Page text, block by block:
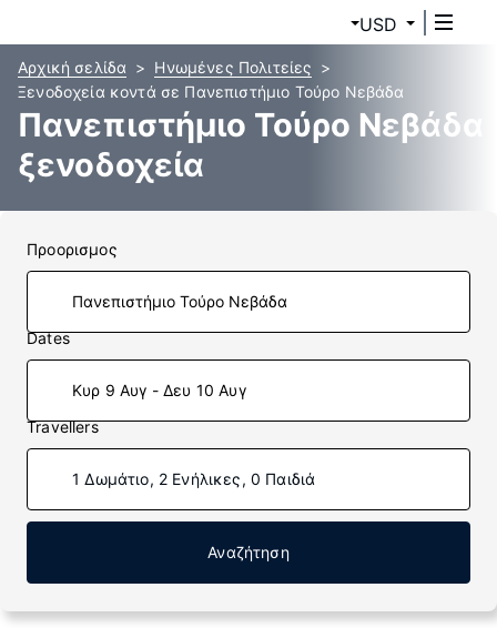
USD
Αρχική σελίδα
Ηνωμένες Πολιτείες
Ξενοδοχεία κοντά σε Πανεπιστήμιο Τούρο Νεβάδα
Πανεπιστήμιο Τούρο Νεβάδα
ξενοδοχεία
Προορισμος
Dates
Κυρ 9 Αυγ - Δευ 10 Αυγ
Travellers
1 Δωμάτιο, 2 Ενήλικες, 0 Παιδιά
Αναζήτηση